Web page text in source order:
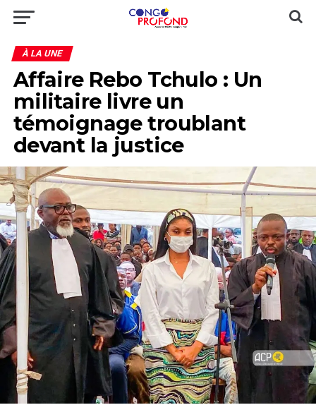
À LA UNE
Affaire Rebo Tchulo : Un
militaire livre un
témoignage troublant
devant la justice